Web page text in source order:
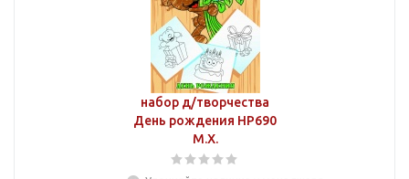
набор д/творчества
День рождения НР690
М.Х.